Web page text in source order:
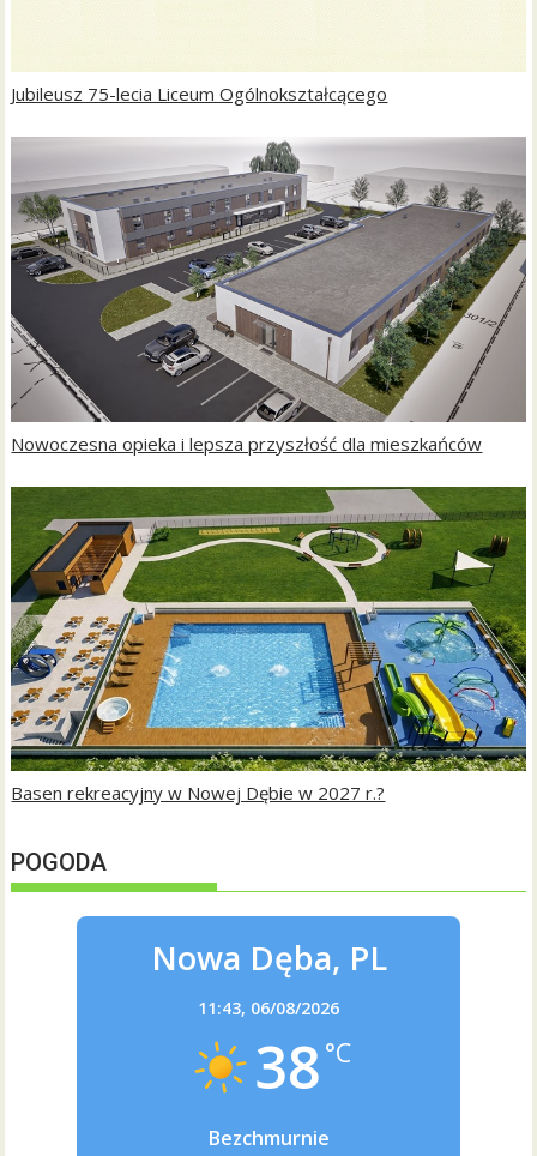
Jubileusz 75-lecia Liceum Ogólnokształcącego
Nowoczesna opieka i lepsza przyszłość dla mieszkańców
Basen rekreacyjny w Nowej Dębie w 2027 r.?
POGODA
Nowa Dęba, PL
11:43, 06/08/2026
38 °C
Bezchmurnie